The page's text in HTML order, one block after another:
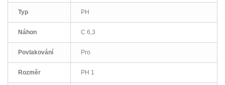
Typ PH
Náhon C 6,3
Povlakování Pro
Rozměr PH 1